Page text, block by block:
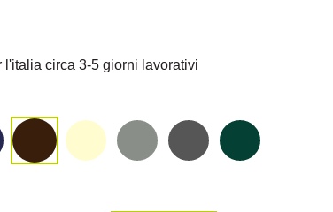
circa 3-5 giorni lavorativi